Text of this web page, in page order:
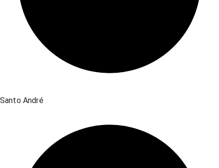
Santo André